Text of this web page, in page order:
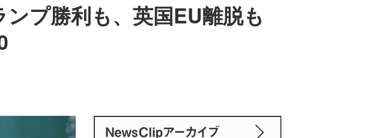
プ勝利も、英国EU離脱も